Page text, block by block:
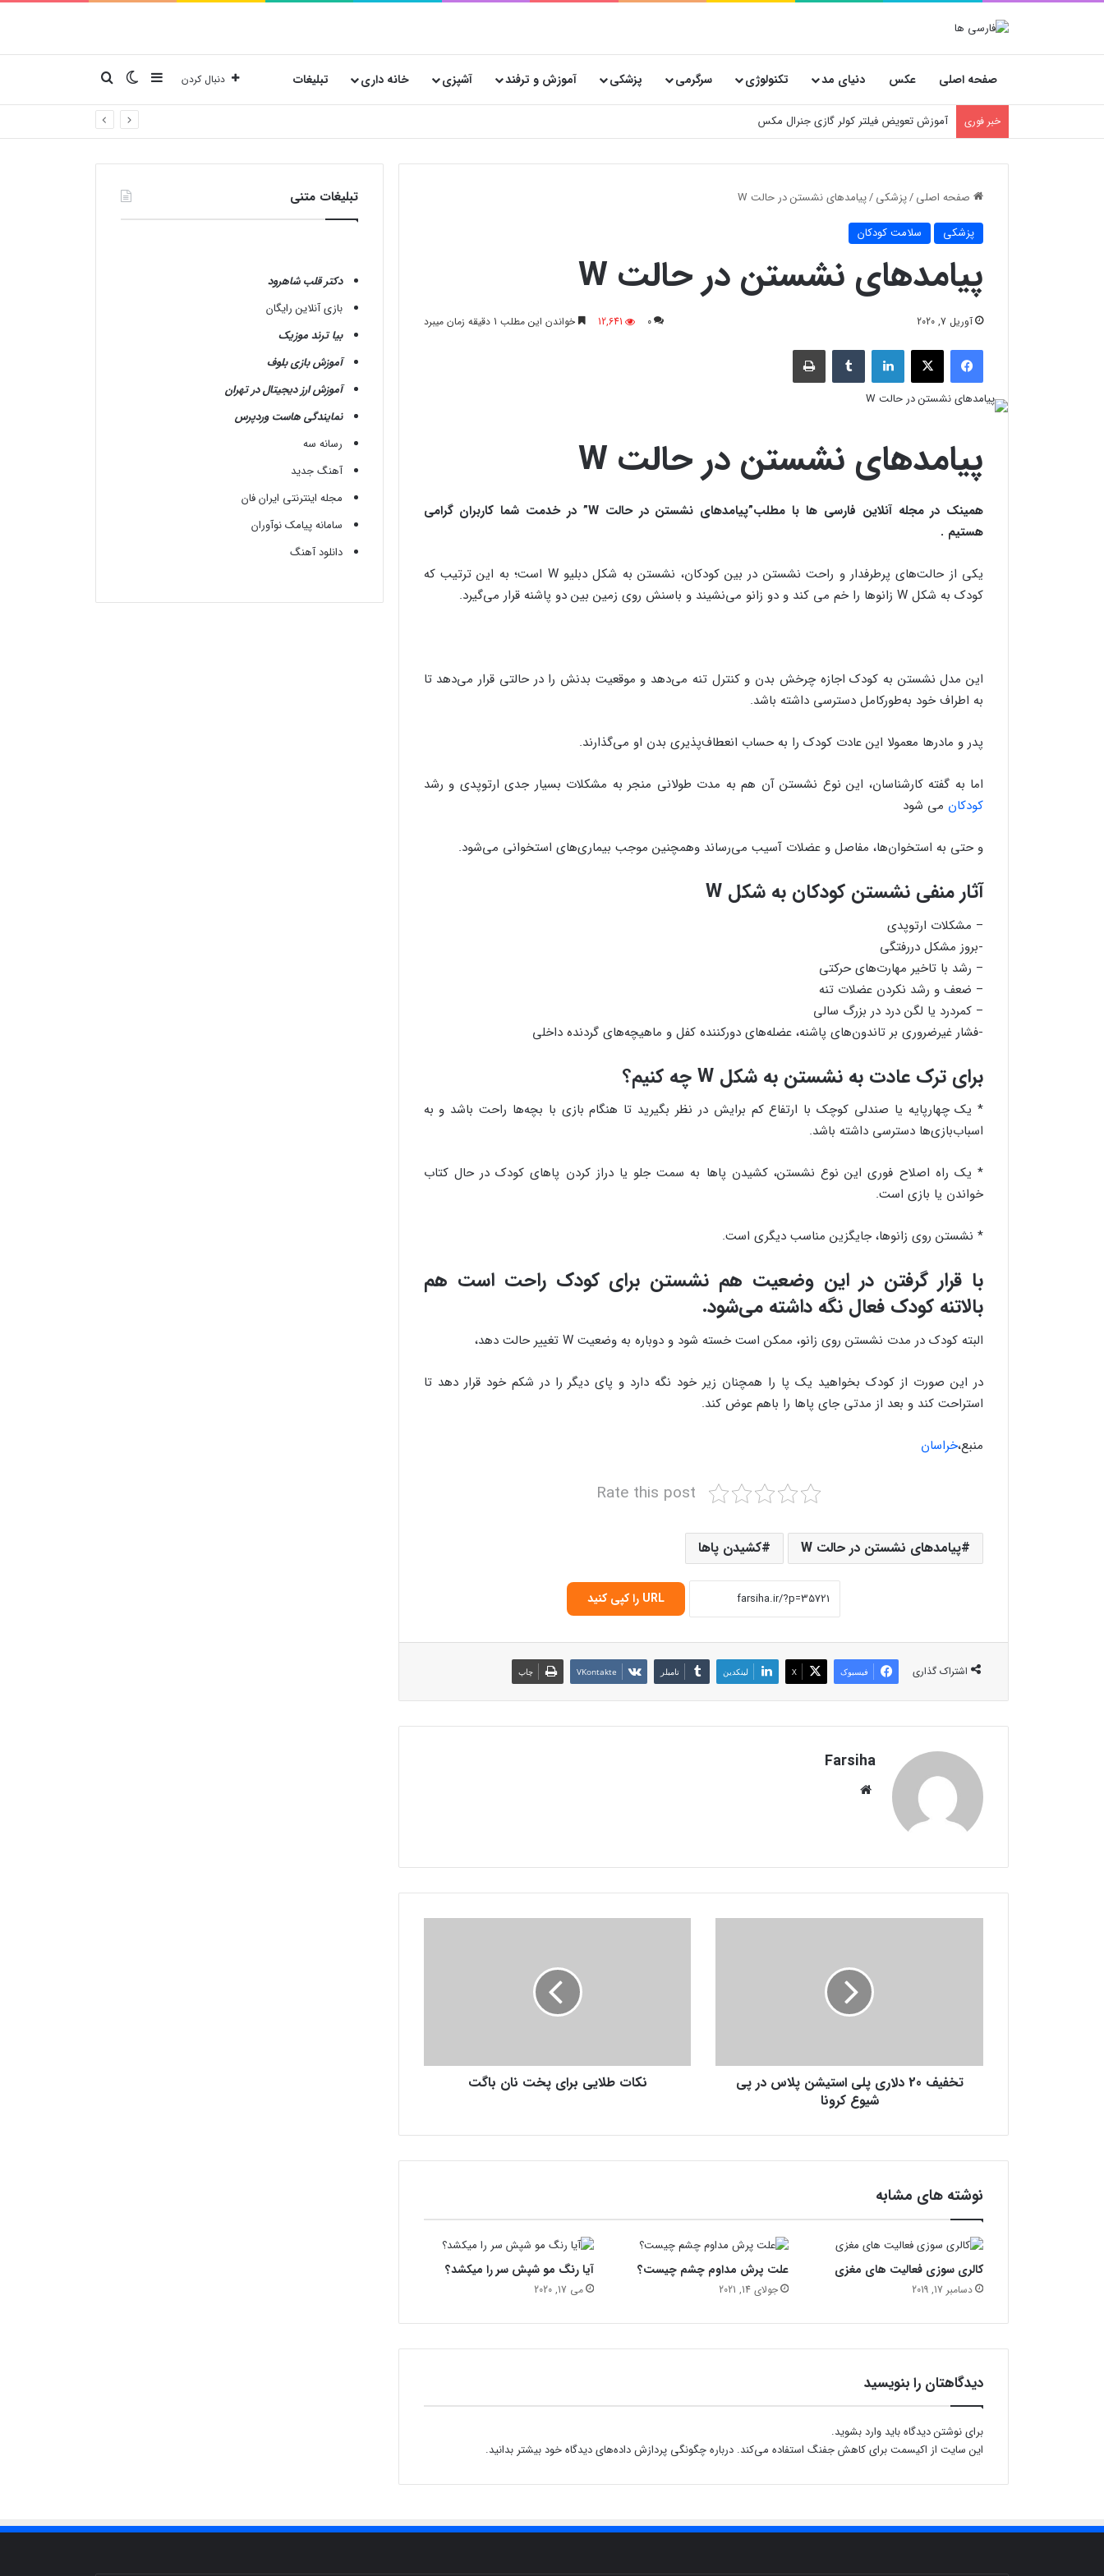
صفحه اصلی عکس دنیای مد تکنولوژی سرگرمی پزشکی آموزش و ترفند آشپزی خانه داری تبلیغات دنبال کردن نوارکناریتغییر پوسته
جستجو برای
خبر فوری خسارت‌های پنهان فروشگاه‌ها؛ چرا انتخاب کارتن پستی حیاتی است؟
صفحه اصلی/پزشکی/پیامدهای نشستن در حالت W
پزشکی سلامت کودکان
پیامدهای نشستن در حالت W
آوریل 7, 2020 0
12,641 خواندن این مطلب 1 دقیقه زمان میبرد
فیسبوک X لینکدین ‫تامبلر چاپ
پیامدهای نشستن در حالت W
همینک در مجله آنلاین فارسی ها با مطلب”پیامدهای نشستن در حالت W” در خدمت شما کاربران گرامی
هستیم .
یکی از حالت‌های پرطرفدار و راحت نشستن در بین کودکان، نشستن به شکل دبلیو W است؛ به این ترتیب که
کودک به شکل W زانوها را خم می کند و دو زانو می‌نشیند و باسنش روی زمین بین دو پاشنه قرار می‌گیرد.
این مدل نشستن به کودک اجازه چرخش بدن و کنترل تنه می‌دهد و موقعیت بدنش را در حالتی قرار می‌دهد تا
به اطراف خود به‌طورکامل دسترسی داشته باشد.
پدر و مادرها معمولا این عادت کودک را به حساب انعطاف‌پذیری بدن او می‌گذارند.
اما به گفته کارشناسان، این نوع نشستن آن هم به مدت طولانی منجر به مشکلات بسیار جدی ارتوپدی و رشد
کودکان می شود
و حتی به استخوان‌ها، مفاصل و عضلات آسیب می‌رساند وهمچنین موجب بیماری‌های استخوانی می‌شود.
آثار منفی نشستن کودکان به شکل W
– مشکلات ارتوپدی
-بروز مشکل دررفتگی
– رشد با تاخیر مهارت‌های حرکتی
– ضعف و رشد نکردن عضلات تنه
– کمردرد یا لگن درد در بزرگ سالی
-فشار غیرضروری بر تاندون‌های پاشنه، عضله‌های دورکننده کفل و ماهیچه‌های گردنده داخلی
برای ترک عادت به نشستن به شکل W چه کنیم؟
* یک چهارپایه یا صندلی کوچک با ارتفاع کم برایش در نظر بگیرید تا هنگام بازی با بچه‌ها راحت باشد و به
اسباب‌بازی‌ها دسترسی داشته باشد.
* یک راه اصلاح فوری این نوع نشستن، کشیدن پاها به سمت جلو یا دراز کردن پاهای کودک در حال کتاب
خواندن یا بازی است.
* نشستن روی زانوها، جایگزین مناسب دیگری است.
با قرار گرفتن در این وضعیت هم نشستن برای کودک راحت است هم
بالاتنه کودک فعال نگه داشته می‌شود.
البته کودک در مدت نشستن روی زانو، ممکن است خسته شود و دوباره به وضعیت W تغییر حالت دهد،
در این صورت از کودک بخواهید یک پا را همچنان زیر خود نگه دارد و پای دیگر را در شکم خود قرار دهد تا
استراحت کند و بعد از مدتی جای پاها را باهم عوض کند.
منبع،خراسان
Rate this post
پیامدهای نشستن در حالت W کشیدن پاها
URL را کپی کنید
اشتراک گذاری فیسبوک X لینکدین ‫تامبلر ‫VKontakte چاپ
Farsiha
ل
پ
س
ت
ی
ش
ن
پ
ا
پ
ی
ش
ی
و
و
تخفیف 20 دلاری پلی استیشن پلاس در پی
شیوع کرونا
ی
ی
ا
ن
ب
ا
نكات طلایی برای پخت نان باگت
نوشته های مشابه
کالری سوزی فعالیت های مغزی
دسامبر 17, 2019
علت پرش مداوم چشم چیست؟
جولای 14, 2021
آیا رنگ مو شپش سر را میکشد؟
می 17, 2020
دیدگاهتان را بنویسید
برای نوشتن دیدگاه باید وارد بشوید.
این سایت از اکیسمت برای کاهش جفنگ استفاده می‌کند. درباره چگونگی پردازش داده‌های دیدگاه خود بیشتر بدانید.
تبلیغات متنی
دکتر قلب شاهرود
بازی آنلاین رایگان
بیا ترند موزیک
آموزش بازی بلوف
آموزش ارز دیجیتال در تهران
نمایندگی هاست وردپرس
رسانه سه
آهنگ جدید
مجله اینترنتی ایران فان
سامانه پیامک نوآوران
دانلود آهنگ